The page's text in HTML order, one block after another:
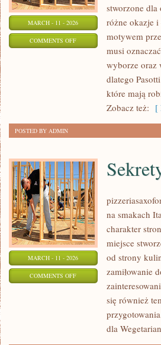
MARCH - 11 - 2026
COMMENTS OFFON
BIZNESOWE
stworzone dla
różne okazje
motywem
musi
wyborze oraz
dlatego
które mają
Zobacz też: [
POSTED BY ADMIN
MARCH - 11 - 2026
COMMENTS OFFON
IDEALNEGO
na smakach
charakter
miejsce
od strony
zamiłowanie
się również
dla